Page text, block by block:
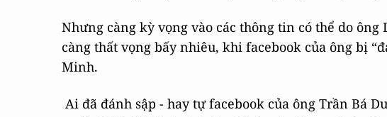
Nhưng càng kỳ vọng vào các thông tin có thể do
càng thất vọng bấy nhiêu, khi facebook của ông bị
Minh.
Ai đã đánh sập - hay tự facebook của ông Trần Bá